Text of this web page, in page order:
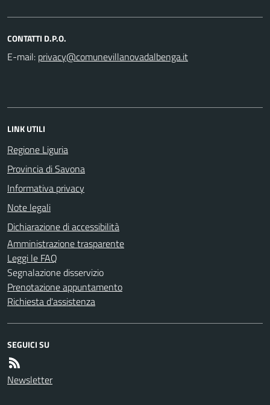
CONTATTI D.P.O.
E-mail:
LINK UTILI
Regione Liguria
Provincia di Savona
Informativa privacy
Note legali
Dichiarazione di accessibilità
Amministrazione trasparente
Leggi le FAQ
Segnalazione disservizio
Prenotazione appuntamento
Richiesta d'assistenza
SEGUICI SU
Newsletter